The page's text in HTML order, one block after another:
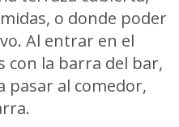
o donde poder
Al entrar en el
con la barra del bar,
pasar al comedor,